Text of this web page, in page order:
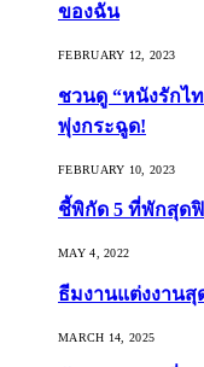
ของฉัน
FEBRUARY 12, 2023
ชวนดู “หนังรักไ
พุ่งกระฉูด!
FEBRUARY 10, 2023
ชี้พิกัด 5 ที่พักสุดฟิ
MAY 4, 2022
ธีมงานแต่งงานสุ
MARCH 14, 2025